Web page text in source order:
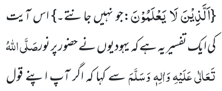
{اَلَّذِیْنَ لَا یَعْلَمُوْنَ:جو نہیں جانتے۔} اس آیت
کی ایک تفسیر یہ ہے کہ یہودیوں نے حضور پر نورصَلَّی اللہُ
تَعَالٰی عَلَیْہِ وَاٰلِہٖ وَسَلَّمَسے کہا کہ اگر آپ اپنے قول